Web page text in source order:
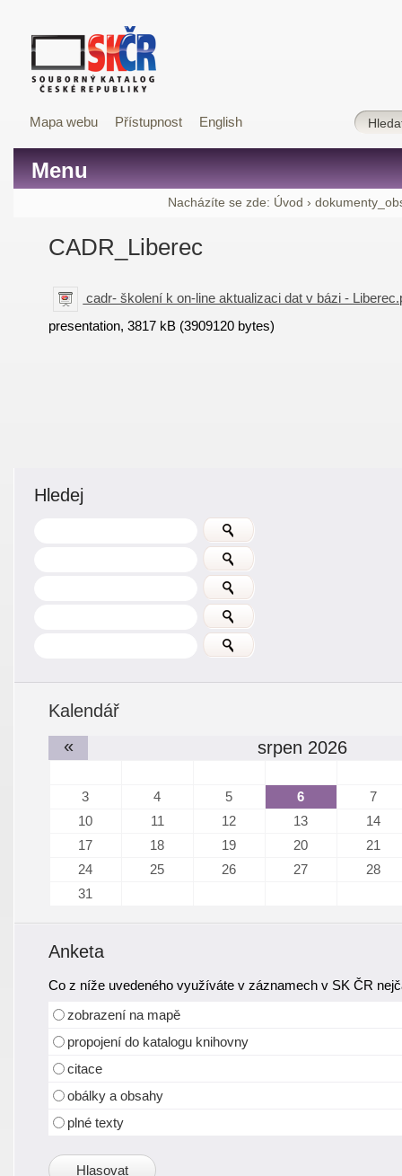
Mapa webu Přístupnost English
Menu
Nacházíte se zde: Úvod ›
CADR_Liberec
cadr- školení k on-line aktualizaci dat v bázi -
presentation, 3817 kB (3909120 bytes)
Hledej
Kalendář
«
srpen 2026
3 4 5 6
7
10
11 12 13
14
17
18 19 20
21
24
25 26 27
28
31
Anketa
Co z níže uvedeného využíváte v záznamech v SK ČR
zobrazení na mapě
propojení do katalogu knihovny
citace
obálky a obsahy
plné texty